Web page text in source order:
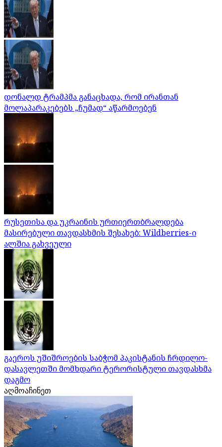
დონალდ ტრამპმა განაცხადა, რომ ირანთან
მოლაპარაკებებს „ჩუმად“ აწარმოებენ
რუსეთისა და უკრაინის ურთიერთბრალდება
მასირებული თავდასხმის შესახებ: Wildberries-ი
ალშია გახვეული
გაეროს უშიშროების საბჭომ პაკისტანის ჩრდილო-
დასავლეთში მომხდარი ტერორისტული თავდასხმა
დაგმო
აღმოაჩინეთ